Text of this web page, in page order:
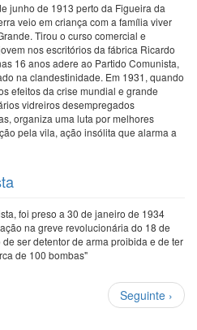
junho de 1913 perto da Figueira da
veio em criança com a família viver
Tirou o curso comercial e
nos escritórios da fábrica Ricardo
16 anos adere ao Partido Comunista,
na clandestinidade. Em 1931, quando
efeitos da crise mundial e grande
vidreiros desempregados
organiza uma luta por melhores
pela vila, ação insólita que alarma a
foi preso a 30 de janeiro de 1934
na greve revolucionária do 18 de
ser detentor de arma proibida e de ter
de 100 bombas"
Próxima
página
Seguinte ›